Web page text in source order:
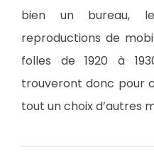
bien un bureau,
reproductions de
folles de 1920 à
trouveront donc pour
tout un choix d’autres